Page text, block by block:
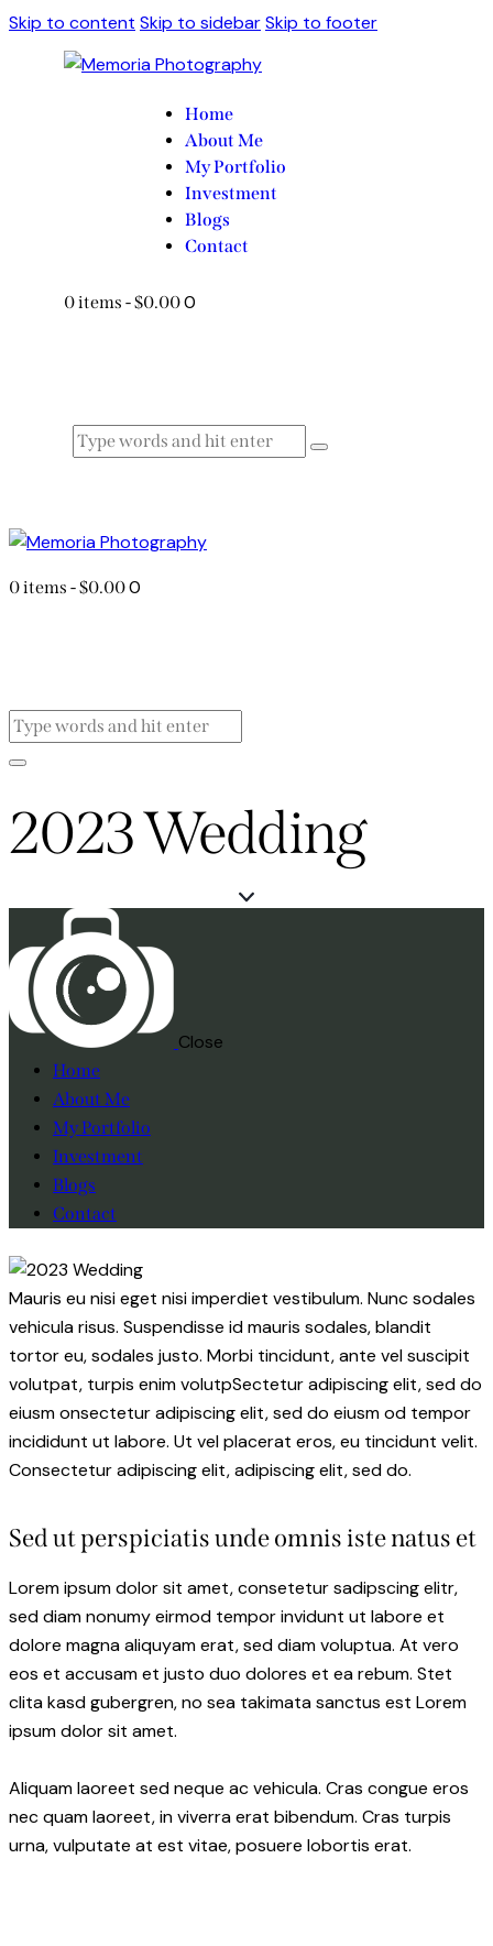
Skip to content Skip to sidebarSkip to footer
Home
About Me
My Portfolio
Investment
Blogs
Contact
0 items -$0.000
0 items -$0.000
2023 Wedding
Close
Home
About Me
My Portfolio
Investment
Blogs
Contact
facebook-
1
instagram
Mauris eu nisi eget nisi imperdiet vestibulum. Nunc sodales
vehicula risus. Suspendisse id mauris sodales, blandit
tortor eu, sodales justo. Morbi tincidunt, ante vel suscipit
volutpat, turpis enim volutpSectetur adipiscing elit, sed do
eiusm onsectetur adipiscing elit, sed do eiusm od tempor
incididunt ut labore. Ut vel placerat eros, eu tincidunt velit.
Consectetur adipiscing elit, adipiscing elit, sed do.
Sed ut perspiciatis unde omnis iste natus et
Lorem ipsum dolor sit amet, consetetur sadipscing elitr,
sed diam nonumy eirmod tempor invidunt ut labore et
dolore magna aliquyam erat, sed diam voluptua. At vero
eos et accusam et justo duo dolores et ea rebum. Stet
clita kasd gubergren, no sea takimata sanctus est Lorem
ipsum dolor sit amet.
Aliquam laoreet sed neque ac vehicula. Cras congue eros
nec quam laoreet, in viverra erat bibendum. Cras turpis
urna, vulputate at est vitae, posuere lobortis erat.